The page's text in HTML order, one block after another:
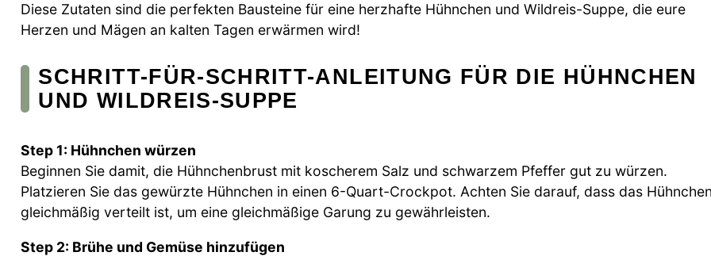
Diese Zutaten sind die perfekten Bausteine für eine herzhafte Hühnchen und Wildreis-Suppe, die eure
Herzen und Mägen an kalten Tagen erwärmen wird!
SCHRITT-FÜR-SCHRITT-ANLEITUNG FÜR DIE HÜHNCHEN
UND WILDREIS-SUPPE
Step 1: Hühnchen würzen
Beginnen Sie damit, die Hühnchenbrust mit koscherem Salz und schwarzem Pfeffer gut zu würzen.
Platzieren Sie das gewürzte Hühnchen in einen 6-Quart-Crockpot. Achten Sie darauf, dass das
gleichmäßig verteilt ist, um eine gleichmäßige Garung zu gewährleisten.
Step 2: Brühe und Gemüse hinzufügen